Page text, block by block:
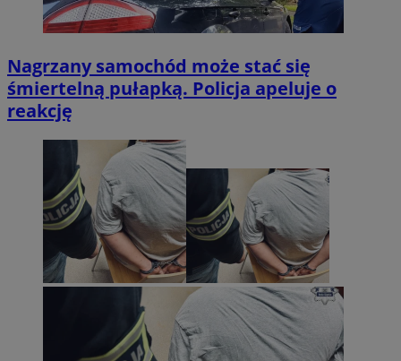
Nagrzany samochód może stać się
śmiertelną pułapką. Policja apeluje o
reakcję